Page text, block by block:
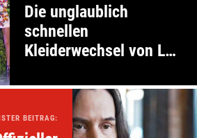
Die unglaublich
schnellen
Kleiderwechsel von Léa
BEITRAG: